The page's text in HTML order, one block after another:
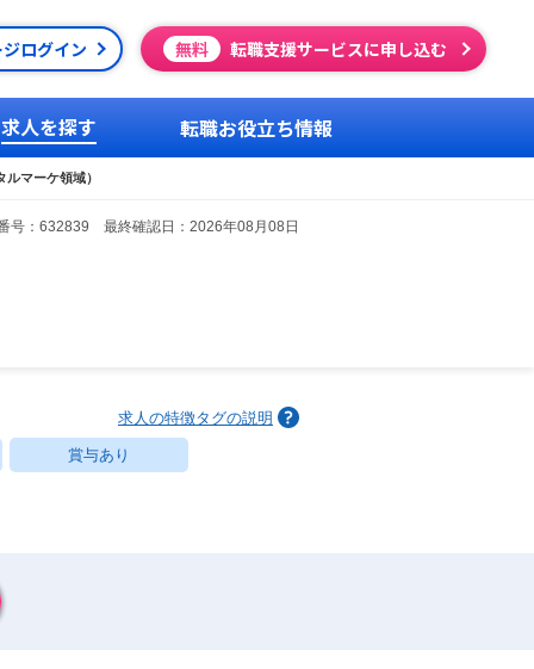
ログイン 無料 転職支援サービスに申し込む
求人を探す 転職お役立ち情報
マーケ領域）
号：632839 最終確認日：2026年08月08日
求人の特徴タグの説明
賞与あり